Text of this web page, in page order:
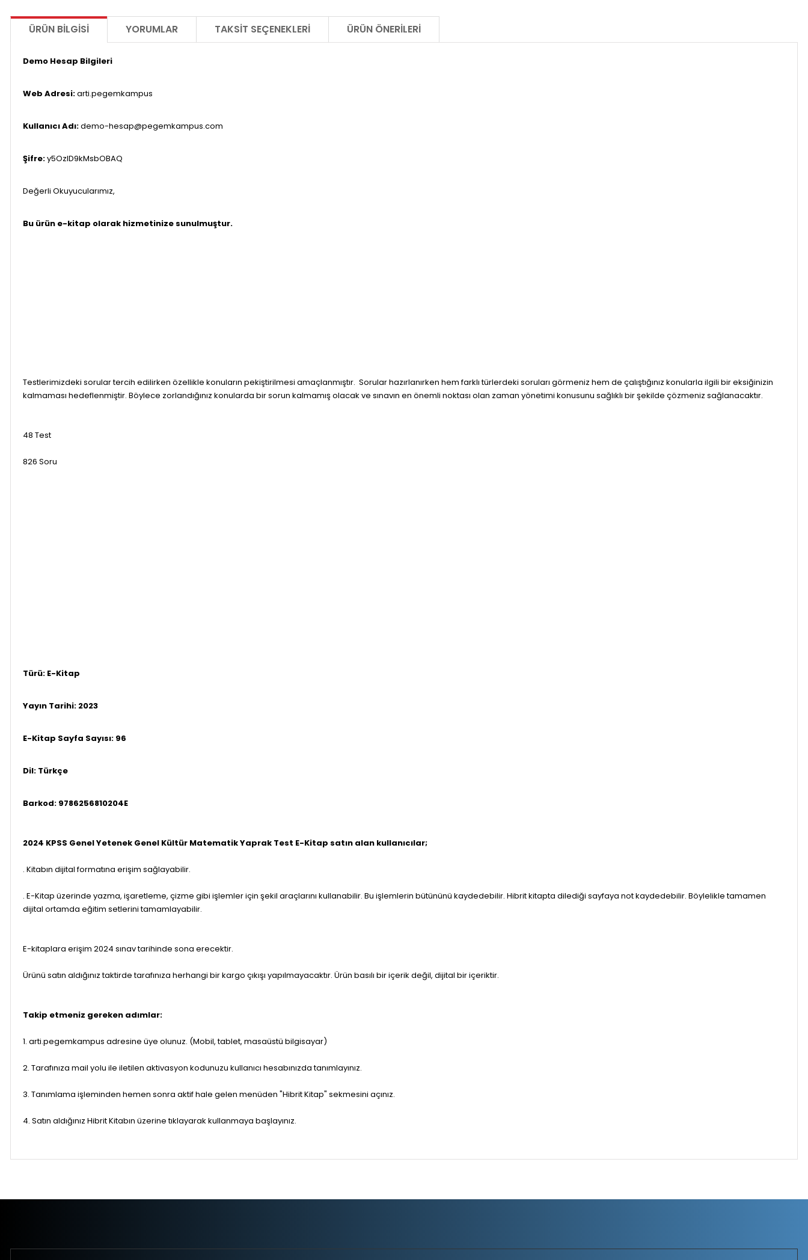
ÜRÜN BILGISI YORUMLAR TAKSIT SEÇENEKLERI ÜRÜN ÖNERILERI
Demo Hesap Bilgileri
Web Adresi:arti.pegemkampus
Kullanıcı Adı:demo-hesap@pegemkampus.com
Şifre:y5OzID9kMsbOBAQ
Değerli Okuyucularımız,
Bu ürün e-kitap olarak hizmetinize sunulmuştur.
Testlerimizdeki sorular tercih edilirken özellikle konuların pekiştirilmesi amaçlanmıştır. Sorular hazırlanırken hem farklı türlerdeki soruları görmeniz hem de çalıştığınız konularla ilgili bir eksiğinizin
kalmaması hedeflenmiştir. Böylece zorlandığınız konularda bir sorun kalmamış olacak ve sınavın en önemli noktası olan zaman yönetimi konusunu sağlıklı bir şekilde çözmeniz sağlanacaktır.
48 Test
826 Soru
Türü: E-Kitap
Yayın Tarihi: 2023
E-Kitap Sayfa Sayısı: 96
Dil: Türkçe
Barkod: 9786256810204E
2024 KPSS Genel Yetenek Genel Kültür Matematik Yaprak Test E-Kitap satın alan kullanıcılar;
. Kitabın dijital formatına erişim sağlayabilir.
. E-Kitap üzerinde yazma, işaretleme, çizme gibi işlemler için şekil araçlarını kullanabilir. Bu işlemlerin bütününü kaydedebilir. Hibrit kitapta dilediği sayfaya not kaydedebilir. Böylelikle tamamen
dijital ortamda eğitim setlerini tamamlayabilir.
E-kitaplara erişim 2024 sınav tarihinde sona erecektir.
Ürünü satın aldığınız taktirde tarafınıza herhangi bir kargo çıkışı yapılmayacaktır. Ürün basılı bir içerik değil, dijital bir içeriktir.
Takip etmeniz gereken adımlar:
1. arti.pegemkampus adresine üye olunuz. (Mobil, tablet, masaüstü bilgisayar)
2. Tarafınıza mail yolu ile iletilen aktivasyon kodunuzu kullanıcı hesabınızda tanımlayınız.
3. Tanımlama işleminden hemen sonra aktif hale gelen menüden "Hibrit Kitap" sekmesini açınız.
4. Satın aldığınız Hibrit Kitabın üzerine tıklayarak kullanmaya başlayınız.